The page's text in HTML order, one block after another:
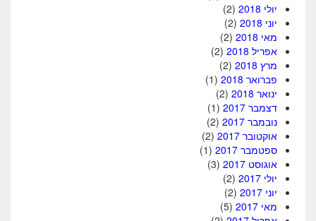
יולי 2018
(2)
יוני 2018
(2)
מאי 2018
(2)
אפריל 2018
(2)
מרץ 2018
(2)
פברואר 2018
(1)
ינואר 2018
(2)
דצמבר 2017
(1)
נובמבר 2017
(2)
אוקטובר 2017
(2)
ספטמבר 2017
(1)
אוגוסט 2017
(3)
יולי 2017
(2)
יוני 2017
(2)
מאי 2017
(5)